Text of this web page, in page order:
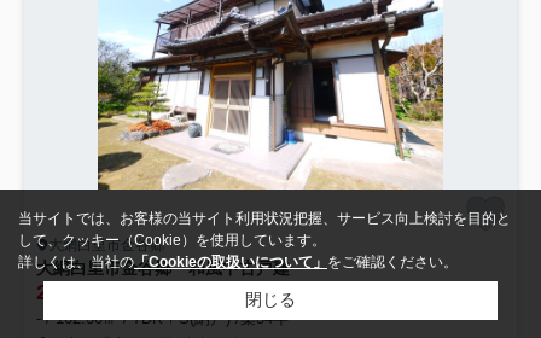
大網白里市金谷郷
大網白里市金谷郷 和風中古戸建
2,500
- / 162.30㎡ / 7DK＋S(納戸) /築34年
当サイトでは、お客様の当サイト利用状況把握、サービス向上検討を目的と
して、クッキー（Cookie）を使用しています。
詳しくは、当社の「Cookieの取扱いについて」 をご確認ください。
閉じる